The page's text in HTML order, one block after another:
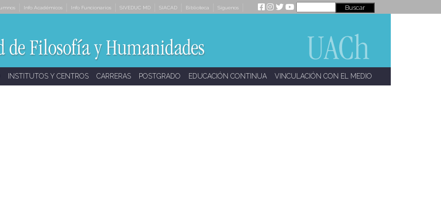
Info Académicos Info Funcionarios SIVEDUC MD SIACAD Biblioteca Síguenos
INSTITUTOS Y CENTROS CARRERAS POSTGRADO EDUCACIÓN CONTINUA VINCULACIÓN CON EL MEDIO